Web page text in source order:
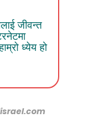
जीवन्त
ध्येय हो